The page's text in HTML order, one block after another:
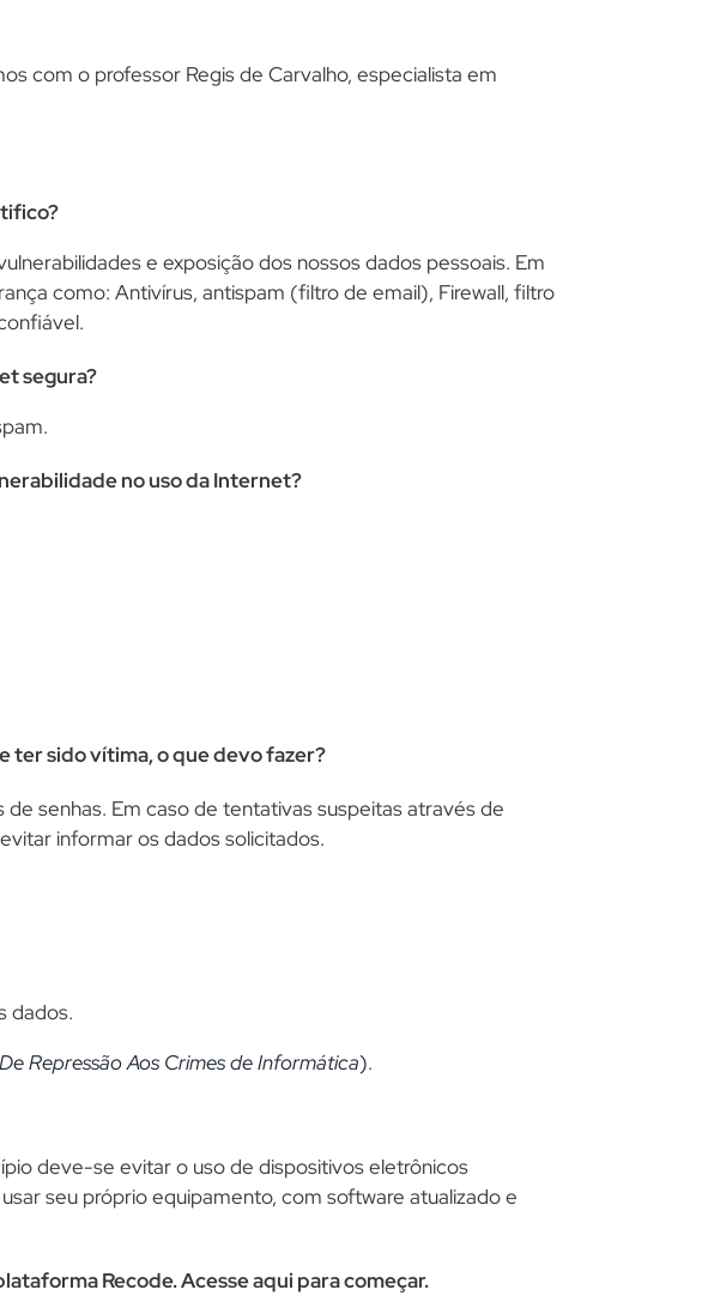
com o professor Regis de Carvalho, especialista em
e exposição dos nossos dados pessoais. Em
como: Antivírus, antispam (filtro de email), Firewall, filtro
segura?
no uso da Internet?
ter sido vítima, o que devo fazer?
senhas. Em caso de tentativas suspeitas através de
informar os dados solicitados.
dados.
Repressão Aos Crimes de Informática).
deve-se evitar o uso de dispositivos eletrônicos
seu próprio equipamento, com software atualizado e
Recode. Acesse aqui para começar.